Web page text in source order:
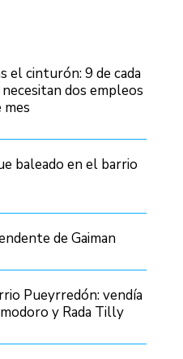
el cinturón: 9 de cada
dos empleos
mes
baleado en el barrio
de Gaiman
Pueyrredón: vendía
y Rada Tilly